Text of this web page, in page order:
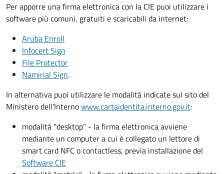
Per apporre una firma elettronica con la CIE puoi utilizzare i
software più comuni, gratuiti e scaricabili da internet:
Aruba Enroll
Infocert Sign
File Protector
Namirial Sign.
In alternativa puoi utilizzare le modalità indicate sul sito del
Ministero dell'Internowww.cartaidentita.interno.gov.it:
modalità “desktop” - la firma elettronica avviene
mediante un computer a cui è collegato un lettore di
smart card NFC o contactless, previa installazione del
Software CIE